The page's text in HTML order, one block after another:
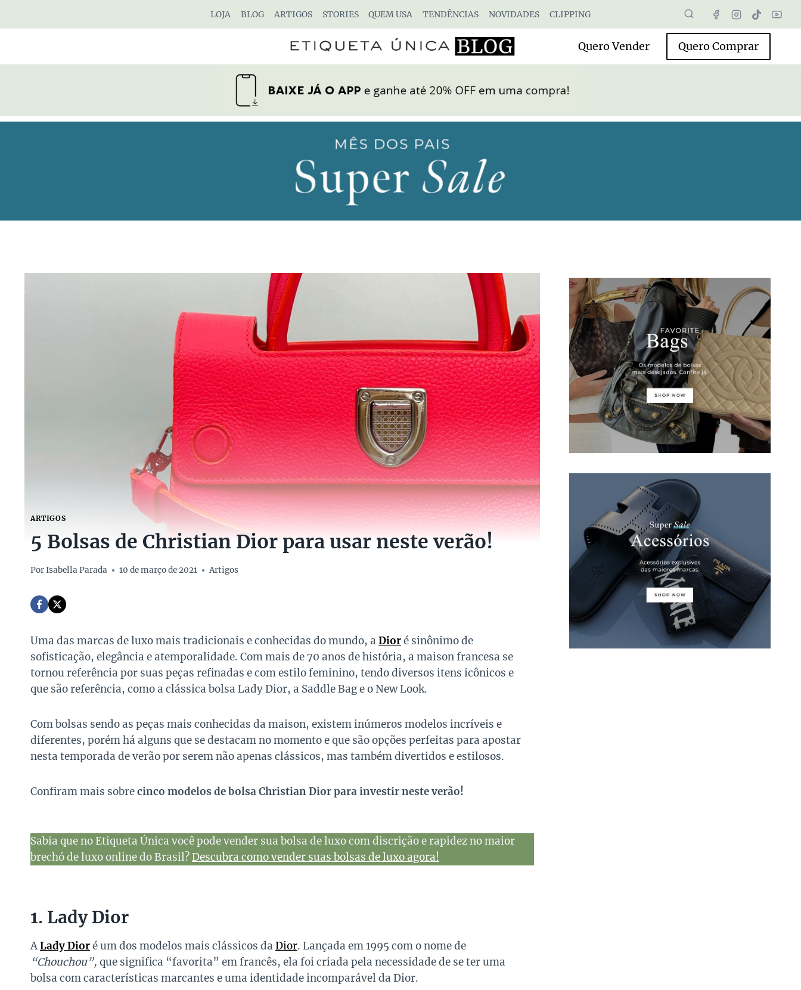
LOJA BLOG ARTIGOS STORIES QUEM USA TENDÊNCIAS NOVIDADES CLIPPING
Quero Vender Quero Comprar
ARTIGOS
5 Bolsas de Christian Dior para usar neste verão!
PorIsabella Parada 10 de março de 2021 Artigos
Uma das marcas de luxo mais tradicionais e conhecidas do mundo, a Dioré sinônimo de
sofisticação, elegância e atemporalidade. Com mais de 70 anos de história, a maison francesa se
tornou referência por suas peças refinadas e com estilo feminino, tendo diversos itens icônicos e
que são referência, como a clássica bolsa Lady Dior, a Saddle Bag e o New Look.
Com bolsas sendo as peças mais conhecidas da maison, existem inúmeros modelos incríveis e
diferentes, porém há alguns que se destacam no momento e que são opções perfeitas para apostar
nesta temporada de verão por serem não apenas clássicos, mas também divertidos e estilosos.
Confiram mais sobrecinco modelos de bolsa Christian Dior para investir neste verão!
Sabia que no Etiqueta Única você pode vender sua bolsa de luxo com discrição e rapidez no maior
brechó de luxo online do Brasil?Descubra como vender suas bolsas de luxo agora!
1. Lady Dior
ALady Dioré um dos modelos mais clássicos da Dior. Lançada em 1995 com o nome de
“Chouchou”, que significa “favorita” em francês, ela foi criada pela necessidade de se ter uma
bolsa com características marcantes e uma identidade incomparável da Dior.